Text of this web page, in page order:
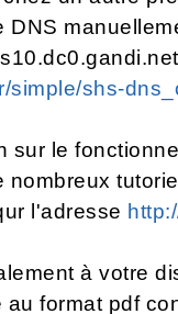
DNS
simple/shs-
sur le
nombreux
l'adresse
à votre
format pdf